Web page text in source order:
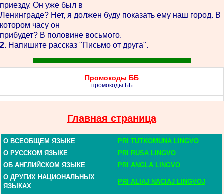
приезду. Он уже был в
Ленинграде? Нет, я должен буду показать ему наш город. В
котором часу он
прибудет? В половине восьмого.
2. Напишите рассказ "Письмо от друга".
Промокоды ББ
промокоды ББ
Главная страница
О ВСЕОБЩЕМ ЯЗЫКЕ
PRI TUTKOMUNA LINGVO
О РУССКОМ ЯЗЫКЕ
PRI RUSA LINGVO
ОБ АНГЛИЙСКОМ ЯЗЫКЕ
PRI ANGLA LINGVO
О ДРУГИХ НАЦИОНАЛЬНЫХ
ЯЗЫКАХ
PRI ALIAJ NACIAJ LINGVOJ